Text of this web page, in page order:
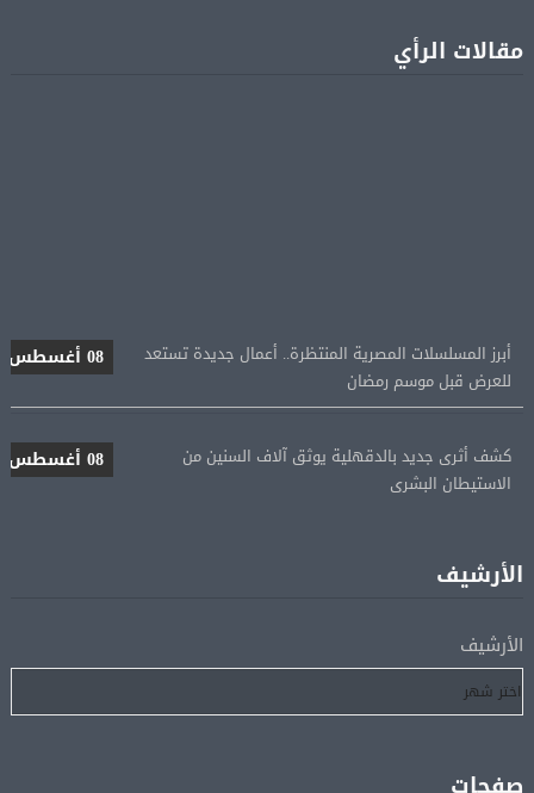
مقالات الرأي
للعرض قبل موسم رمضان
الاستيطان البشرى
خلاف متصاعد بشأن الهجرة
الأرشيف
الأرشيف